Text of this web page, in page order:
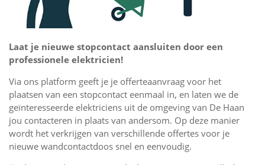
Laat je nieuwe stopcontact aansluiten door een
professionele elektricien!
Via ons platform geeft je je offerteaanvraag voor het
plaatsen van een stopcontact eenmaal in, en laten we de
geïnteresseerde elektriciens uit de omgeving van De Haan
jou contacteren in plaats van andersom. Op deze manier
wordt het verkrijgen van verschillende offertes voor je
nieuwe wandcontactdoos snel en eenvoudig.